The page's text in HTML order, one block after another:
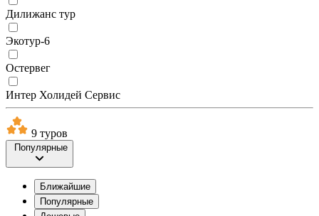
Дилижанс тур
Экотур-6
Остервег
Интер Холидей Сервис
9 туров
Популярные
Ближайшие
Популярные